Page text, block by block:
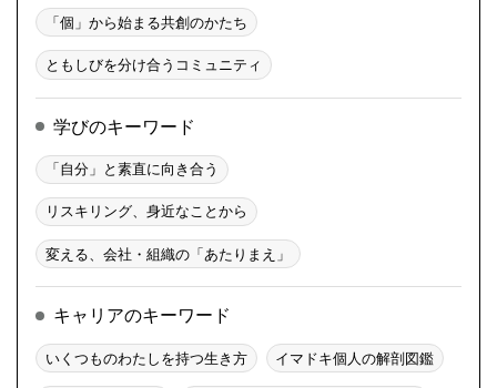
「個」から始まる共創のかたち
ともしびを分け合うコミュニティ
学びのキーワード
「自分」と素直に向き合う
リスキリング、身近なことから
変える、会社・組織の「あたりまえ」
キャリアのキーワード
いくつものわたしを持つ生き方 イマドキ個人の解剖図鑑